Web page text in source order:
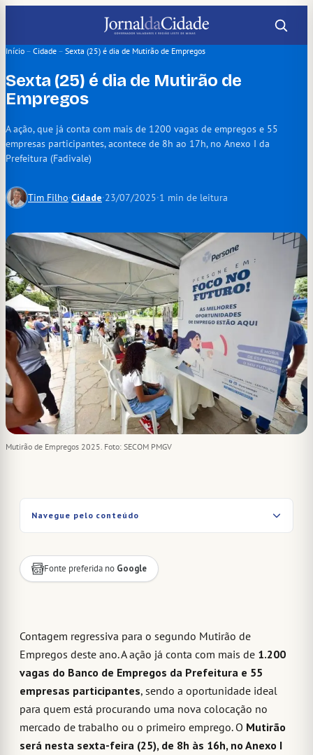
o
Início – Cidade – Sexta (25) é dia de Mutirão de Empregos
Sexta (25) é dia de Mutirão de
Empregos
A ação, que já conta com mais de 1200 vagas de empregos e 55
empresas participantes, acontece de 8h ao 17h, no Anexo I da
Prefeitura (Fadivale)
Tim Filho·Cidade·23/07/2025·1 min de leitura
Mutirão de Empregos 2025. Foto: SECOM PMGV
Navegue pelo conteúdo
Fonte preferida no Google
Contagem regressiva para o segundo Mutirão de
Empregos deste ano. A ação já conta com mais de 1.200
vagas do Banco de Empregos da Prefeitura e 55
empresas participantes, sendo a oportunidade ideal
para quem está procurando uma nova colocação no
mercado de trabalho ou o primeiro emprego. O Mutirão
será nesta sexta-feira (25), de 8h às 16h, no Anexo I